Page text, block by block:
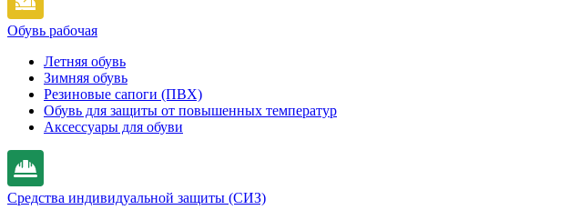
Обувь рабочая
Летняя обувь
Зимняя обувь
Резиновые сапоги (ПВХ)
Обувь для защиты от повышенных температур
Аксессуары для обуви
Средства индивидуальной защиты (СИЗ)